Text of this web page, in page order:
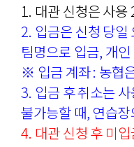
1. 대관 신청은 사
2. 입금은 신청 당
팀명으로 입금, 개
※ 입금 계좌 : 농협
3. 입금 후 취소는
불가능할 때, 연습
4. 대관 신청 후 미